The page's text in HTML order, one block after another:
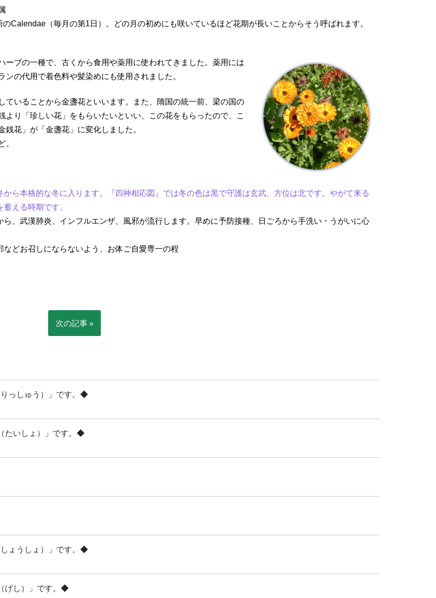
Calendae（毎月の第1日）。どの月の初めにも咲いているほど花期が長いことからそう呼ばれます。
ーブの一種で、古くから食用や薬用に使われてきました。薬用には
の代用で着色料や髪染めにも使用されました。
ていることから金盞花といいます。また、隋国の統一前、梁の国の
り「珍しい花」をもらいたいといい、この花をもらったので、こ
花」が「金盞花」に変化しました。
。
から本格的な冬に入ります。『四神相応図』では冬の色は黒で守護は玄武、方位は北です。やがて来る
える時期です。
ら、武漢肺炎、インフルエンザ、風邪が流行します。早めに予防接種、日ごろから手洗い・うがいに心
などお召しにならないよう、お体ご自愛専一の程
次の記事 »
っしゅう）」です。◆
たいしょ）」です。◆
ょうしょ）」です。◆
げし）」です。◆